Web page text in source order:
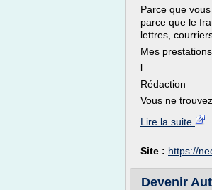
Parce que
parce que le
lettres,
Mes prestations
l
Rédaction
Vous ne
Lire la suite
Site : https://
Devenir